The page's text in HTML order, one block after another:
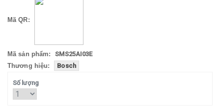
Mã QR:
Mã sản phẩm:
SMS25AI03E
Thương hiệu:
Bosch
Số lượng